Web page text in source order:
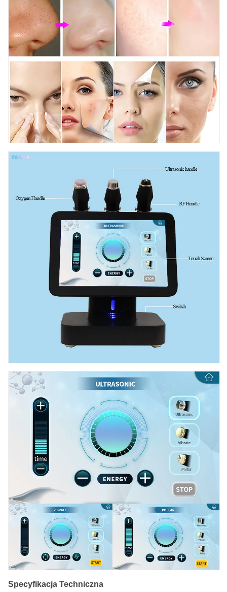
Specyfikacja Techniczna